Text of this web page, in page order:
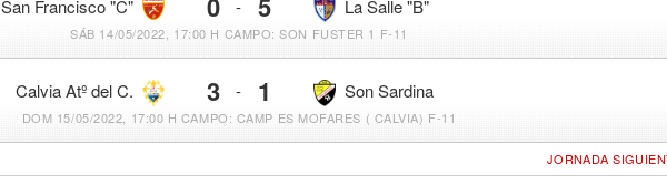
San Francisco "C" - La Salle "B"
SÁB 14/05/2022, 17:00 H CAMPO: SON FUSTER 1 F-11
Calvia Atº del C. 3 - Son Sardina
1
DOM 15/05/2022, 17:00 H CAMPO: CAMP ES MOFARES ( CALVIA) F-11
JORNADA